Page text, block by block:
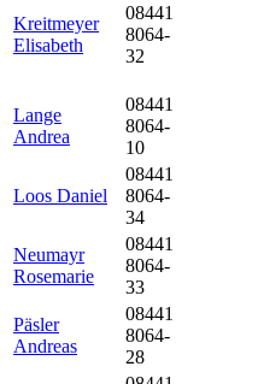
Kreitmeyer
Elisabeth
08441
8064-
32
Lange
Andrea
08441
8064-
10
Loos Daniel
08441
8064-
34
Neumayr
Rosemarie
08441
8064-
33
Päsler
Andreas
08441
8064-
28